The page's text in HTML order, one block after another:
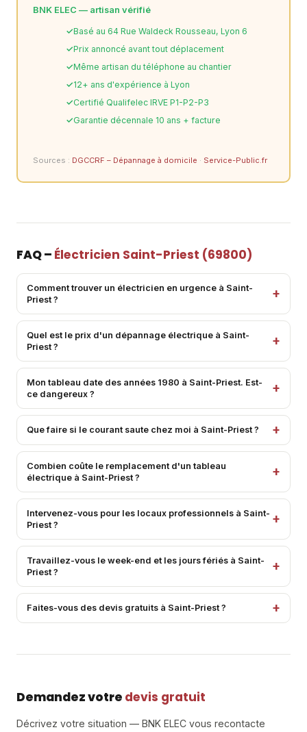
BNK ELEC — artisan vérifié
Basé au 64 Rue Waldeck Rousseau, Lyon 6
Prix annoncé avant tout déplacement
Même artisan du téléphone au chantier
12+ ans d'expérience à Lyon
Certifié Qualifelec IRVE P1-P2-P3
Garantie décennale 10 ans + facture
Sources : DGCCRF – Dépannage à domicile · Service-Public.fr
FAQ – Électricien Saint-Priest (69800)
Comment trouver un électricien en urgence à Saint-
Priest ?
Quel est le prix d'un dépannage électrique à Saint-
Priest ?
Mon tableau date des années 1980 à Saint-Priest. Est-
ce dangereux ?
Que faire si le courant saute chez moi à Saint-Priest ?
Combien coûte le remplacement d'un tableau
électrique à Saint-Priest ?
Intervenez-vous pour les locaux professionnels à Saint-
Priest ?
Travaillez-vous le week-end et les jours fériés à Saint-
Priest ?
Faites-vous des devis gratuits à Saint-Priest ?
Demandez votre devis gratuit
Décrivez votre situation — BNK ELEC vous recontacte